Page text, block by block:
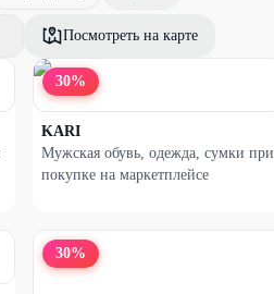
Посмотреть на карте
30%
KARI
Мужская обувь, одежда, сумки при
покупке на маркетплейсе
30%